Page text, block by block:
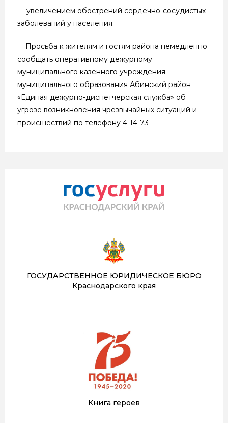
— увеличением обострений сердечно-сосудистых
заболеваний у населения.
Просьба к жителям и гостям района немедленно
сообщать оперативному дежурному
муниципального казенного учреждения
муниципального образования Абинский район
«Единая дежурно-диспетчерская служба» об
угрозе возникновения чрезвычайных ситуаций и
происшествий по телефону 4-14-73
ГОСУДАРСТВЕННОЕ ЮРИДИЧЕСКОЕ БЮРО
Краснодарского края
Книга героев